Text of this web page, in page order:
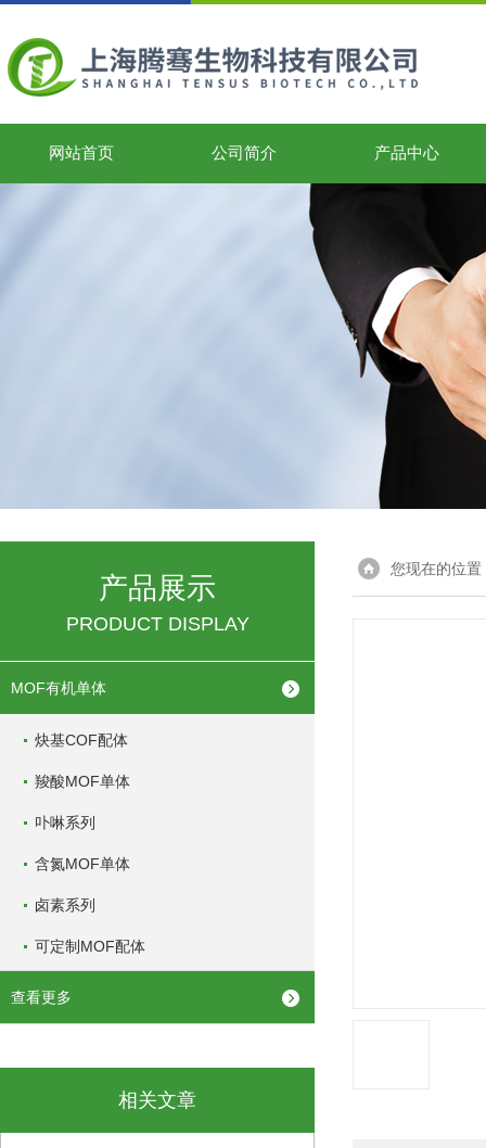
网站首页 公司简介 产品中心
产品展示
PRODUCT DISPLAY
MOF有机单体
炔基COF配体
羧酸MOF单体
卟啉系列
含氮MOF单体
卤素系列
可定制MOF配体
查看更多
相关文章
您现在的位置